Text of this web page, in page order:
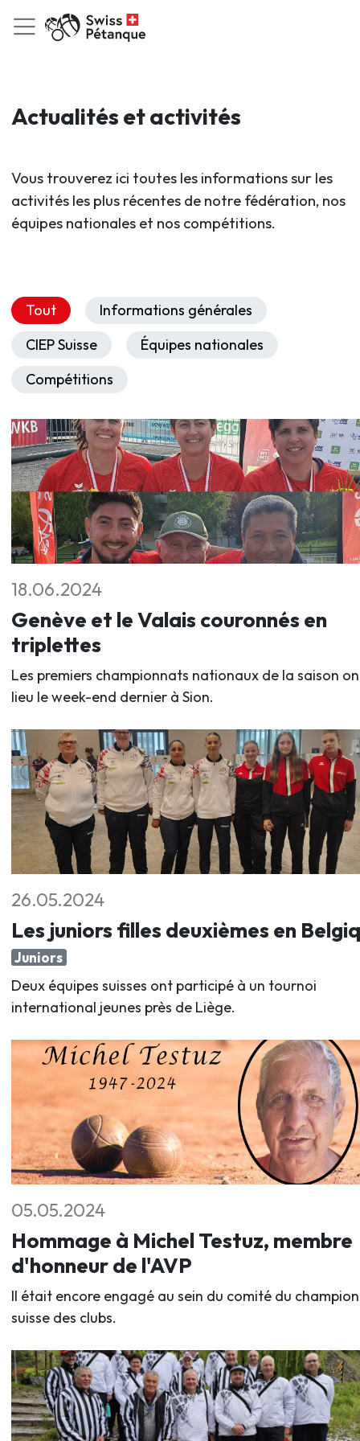
Actualités et activités
Vous trouverez ici toutes les informations sur les
activités les plus récentes de notre fédération, nos
équipes nationales et nos compétitions.
Tout
Informations générales
CIEP Suisse
Équipes nationales
Compétitions
18.06.2024
Genève et le Valais couronnés en
triplettes
Les premiers championnats nationaux de la saison
lieu le week-end dernier à Sion.
26.05.2024
Les juniors filles deuxièmes en
Juniors
Deux équipes suisses ont participé à un tournoi
international jeunes près de Liège.
05.05.2024
Hommage à Michel Testuz, membre
d'honneur de l'AVP
Il était encore engagé au sein du comité du
suisse des clubs.